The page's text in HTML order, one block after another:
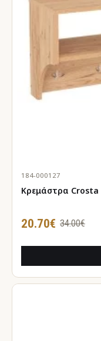
184-000127
20.70€ 34.00€